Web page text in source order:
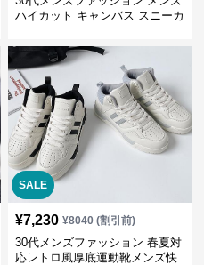
ハイカット キャンバス スニーカ
SALE
¥7,230 ¥8040(割引前)
30代メンズファッション 春夏対
応レトロ風厚底運動靴メンズ快